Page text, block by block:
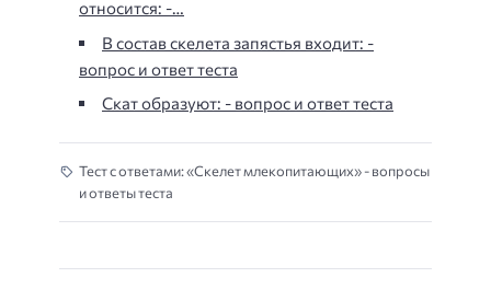
относится: -…
В состав скелета запястья входит: -
вопрос и ответ теста
Скат образуют: - вопрос и ответ теста
Тест с ответами: «Скелет млекопитающих» - вопросы
и ответы теста